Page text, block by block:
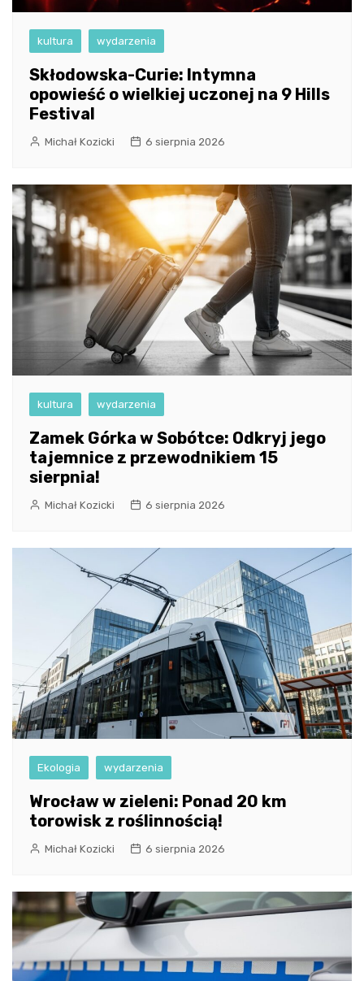
kultura wydarzenia
Skłodowska-Curie: Intymna
opowieść o wielkiej uczonej na 9 Hills
Festival
Michał Kozicki 6 sierpnia 2026
kultura wydarzenia
Zamek Górka w Sobótce: Odkryj jego
tajemnice z przewodnikiem 15
sierpnia!
Michał Kozicki 6 sierpnia 2026
Ekologia wydarzenia
Wrocław w zieleni: Ponad 20 km
torowisk z roślinnością!
Michał Kozicki 6 sierpnia 2026